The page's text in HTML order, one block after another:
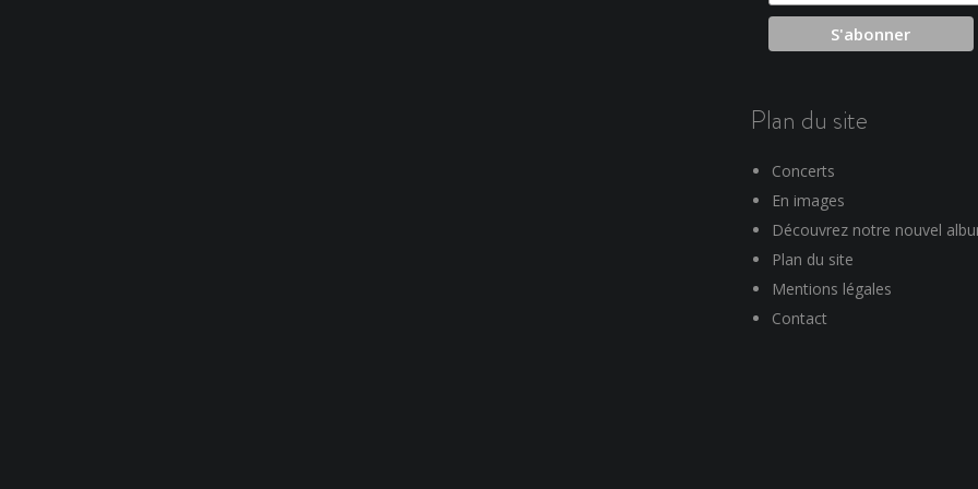
Plan du site
Concerts
En images
Découvrez notre nouvel
Plan du site
Mentions légales
Contact